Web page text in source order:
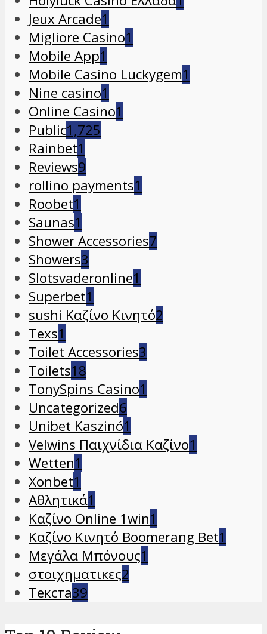
Jeux Arcade1
Migliore Casino1
Mobile App1
Mobile Casino Luckygem1
Nine casino1
Online Casino1
Public1,725
Rainbet1
Reviews9
rollino payments1
Roobet1
Saunas1
Shower Accessories7
Showers3
Slotsvaderonline1
Superbet1
sushi Καζίνο Κινητό2
Texs1
Toilet Accessories3
Toilets18
TonySpins Casino1
Uncategorized6
Unibet Kaszinó1
Velwins Παιχνίδια Καζίνο1
Wetten1
Xonbet1
Αθλητικά1
Καζίνο Online 1win1
Καζίνο Κινητό Boomerang Bet1
Μεγάλα Μπόνους1
στοιχηματικες2
Текста39